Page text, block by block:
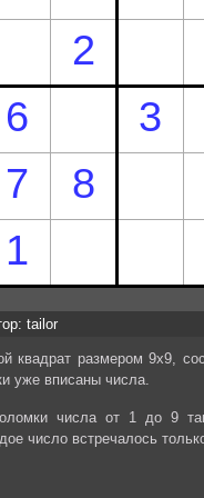
tailor
квадрат размером 9х9,
уже вписаны числа.
числа от 1 до 9
число встречалось